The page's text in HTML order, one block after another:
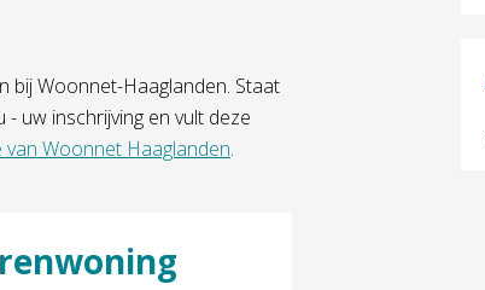
bij Woonnet-Haaglanden. Staat
uw inschrijving en vult deze
van Woonnet Haaglanden.